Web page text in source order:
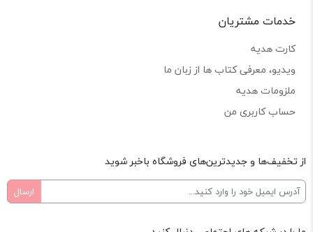
خدمات مشتریان
کارت هدیه
ویدیو، معرفی کتاب ها از زبان ما
ملزومات هدیه
حساب کاربری من
از تخفیف‌ها و جدیدترین‌های فروشگاه باخبر شوید